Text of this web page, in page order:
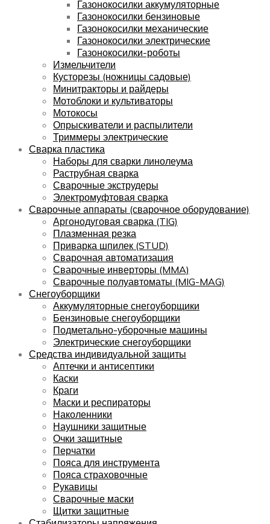
Газонокосилки аккумуляторные
Газонокосилки бензиновые
Газонокосилки механические
Газонокосилки электрические
Газонокосилки-роботы
Измельчители
Кусторезы (ножницы садовые)
Минитракторы и райдеры
Мотоблоки и культиваторы
Мотокосы
Опрыскиватели и распылители
Триммеры электрические
Сварка пластика
Наборы для сварки линолеума
Раструбная сварка
Сварочные экструдеры
Электромуфтовая сварка
Сварочные аппараты (сварочное оборудование)
Аргонодуговая сварка (TIG)
Плазменная резка
Приварка шпилек (STUD)
Сварочная автоматизация
Сварочные инверторы (MMA)
Сварочные полуавтоматы (MIG-MAG)
Снегоуборщики
Аккумуляторные снегоуборщики
Бензиновые снегоуборщики
Подметально-уборочные машины
Электрические снегоуборщики
Средства индивидуальной защиты
Аптечки и антисептики
Каски
Краги
Маски и респираторы
Наколенники
Наушники защитные
Очки защитные
Перчатки
Пояса для инструмента
Пояса страховочные
Рукавицы
Сварочные маски
Щитки защитные